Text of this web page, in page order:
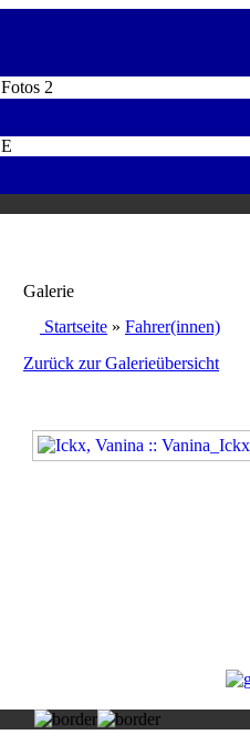
Fotos 2
Galerie
Startseite » Fahrer(innen)
Zurück zur Galerieübersicht